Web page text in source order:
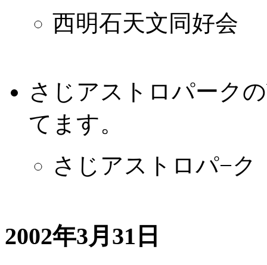
西明石天文同好会
さじアストロパーク
てます。
さじアストロパ−ク
2002年3月31日